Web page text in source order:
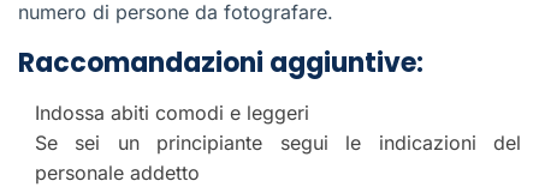
numero di persone da fotografare.
Raccomandazioni aggiuntive:
Indossa abiti comodi e leggeri
Se sei un principiante segui le indicazioni del
personale addetto